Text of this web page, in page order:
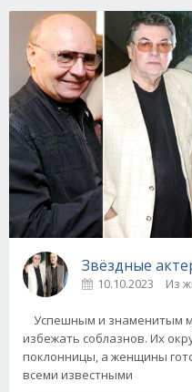
Звёздные
10.10.2023 Из
Успешным и знаменитым
избежать соблазнов. Их
поклонницы, а женщины
всеми известными